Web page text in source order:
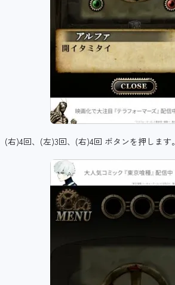
(右)4回、(左)3回、(右)4回 ボタンを押します。